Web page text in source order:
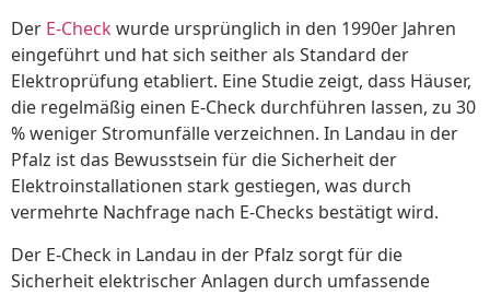
Der E-Checkwurde ursprünglich in den 1990er Jahren
eingeführt und hat sich seither als Standard der
Elektroprüfung etabliert. Eine Studie zeigt, dass Häuser,
die regelmäßig einen E-Check durchführen lassen, zu 30
% weniger Stromunfälle verzeichnen. In Landau in der
Pfalz ist das Bewusstsein für die Sicherheit der
Elektroinstallationen stark gestiegen, was durch
vermehrte Nachfrage nach E-Checks bestätigt wird.
Der E-Check in Landau in der Pfalz sorgt für die
Sicherheit elektrischer Anlagen durch umfassende